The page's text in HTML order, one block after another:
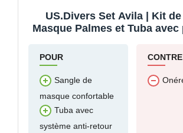
US.Divers Set Avila | Kit
Masque Palmes et Tuba
Anti-fuite Randonnée
Snorkeling Homme Femme
Silicone Palmes
POUR
Sangle de
masque confortable
Tuba avec
système anti-retour
CONTRE